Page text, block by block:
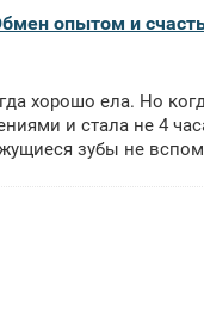
опытом и
хорошо ела. Но
и стала не 4
зубы не